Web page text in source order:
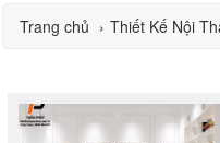
Trang chủ › Thiết Kế Nội